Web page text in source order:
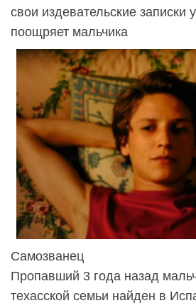
свои издевательские записки
поощряет мальчика
Самозванец
Пропавший 3 года назад
техасской семьи найден в